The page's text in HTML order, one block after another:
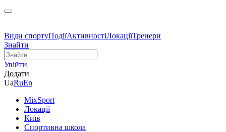
Види спортуПодіїАктивностіЛокаціїТренери
Знайти
Увійти
Додати
UaRuEn
MixSport
Локації
Київ
Спортивна школа